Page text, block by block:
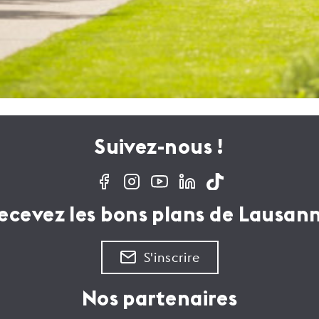
Suivez-nous !
les bons plans de
S'inscrire
Nos partenaires